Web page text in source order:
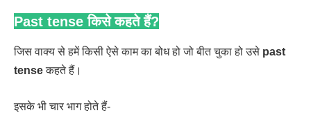
Past tense किसे कहते हैं?
जिस वाक्य से हमें किसी ऐसे काम का बोध हो जो बीत चुका हो उसे past
tenseकहते हैं।
इसके भी चार भाग होते हैं-